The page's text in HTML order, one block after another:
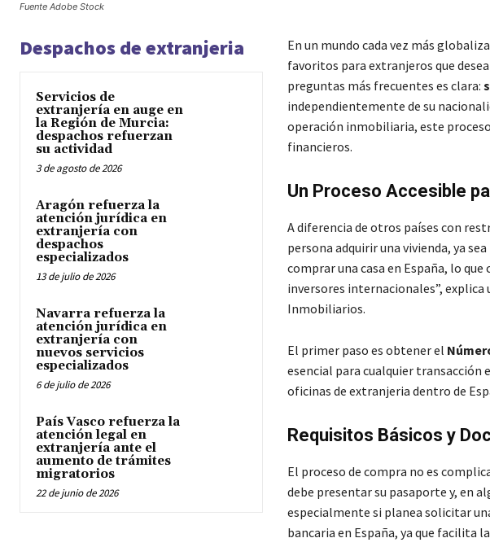
Fuente Adobe Stock
Despachos de extranjeria
Servicios de
extranjería en auge en
la Región de Murcia:
despachos refuerzan
su actividad
3 de agosto de 2026
Aragón refuerza la
atención jurídica en
extranjería con
despachos
especializados
13 de julio de 2026
Navarra refuerza la
atención jurídica en
extranjería con
nuevos servicios
especializados
6 de julio de 2026
País Vasco refuerza la
atención legal en
extranjería ante el
aumento de trámites
migratorios
22 de junio de 2026
En un mundo cada vez más
favoritos para extranjeros que
preguntas más frecuentes es clara:
independientemente de su
operación inmobiliaria, este
financieros.
Un Proceso Accesible
A diferencia de otros países con
persona adquirir una vivienda, ya
comprar una casa en España, lo
inversores internacionales”,
Inmobiliarios.
El primer paso es obtener el
esencial para cualquier transacción
oficinas de extranjeria dentro de
Requisitos Básicos y
El proceso de compra no es
debe presentar su pasaporte y, en
especialmente si planea solicitar
bancaria en España, ya que facilita